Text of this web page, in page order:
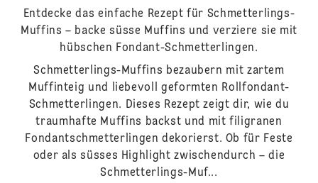
Entdecke das einfache Rezept für Schmetterlings-
Muffins – backe süsse Muffins und verziere sie mit
hübschen Fondant-Schmetterlingen.
Schmetterlings-Muffins bezaubern mit zartem
Muffinteig und liebevoll geformten Rollfondant-
Schmetterlingen. Dieses Rezept zeigt dir, wie du
traumhafte Muffins backst und mit filigranen
Fondantschmetterlingen dekorierst. Ob für Feste
oder als süsses Highlight zwischendurch – die
Schmetterlings-Muf...